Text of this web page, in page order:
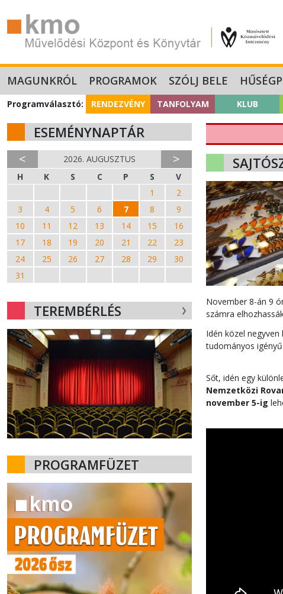
MAGUNKRÓL PROGRAMOK SZÓLJ BELE
Programválasztó: RENDEZVÉNY TANFOLYAM KLUB
ESEMÉNYNAPTÁR
< 2026. AUGUSZTUS >
H K S C P S
V
1
2
3
4 5 6 7 8
9
10
11 12 13 14 15
16
17
18 19 20 21 22
23
24
25 26 27 28 29
30
31
TEREMBÉRLÉS
PROGRAMFÜZET
November 8-án 9
számra
Idén közel
tudományos
Sőt, idén egy
Nemzetközi
november 5-ig